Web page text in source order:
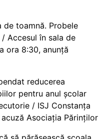
de toamnă. Probele
Accesul în sala de
ora 8:30, anunță
reducerea
pentru anul școlar
/ ISJ Constanța
Asociația Părinților